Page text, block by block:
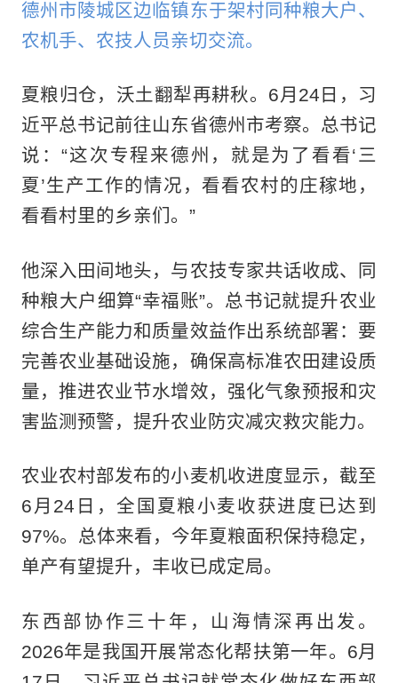
德州市陵城区边临镇东于架村同种粮大户、
农机手、农技人员亲切交流。
夏粮归仓，沃土翻犁再耕秋。6月24日，习
近平总书记前往山东省德州市考察。总书记
说：“这次专程来德州，就是为了看看‘三
夏’生产工作的情况，看看农村的庄稼地，
看看村里的乡亲们。”
他深入田间地头，与农技专家共话收成、同
种粮大户细算“幸福账”。总书记就提升农业
综合生产能力和质量效益作出系统部署：要
完善农业基础设施，确保高标准农田建设质
量，推进农业节水增效，强化气象预报和灾
害监测预警，提升农业防灾减灾救灾能力。
农业农村部发布的小麦机收进度显示，截至
6月24日，全国夏粮小麦收获进度已达到
97%。总体来看，今年夏粮面积保持稳定，
单产有望提升，丰收已成定局。
东西部协作三十年，山海情深再出发。
2026年是我国开展常态化帮扶第一年。6月